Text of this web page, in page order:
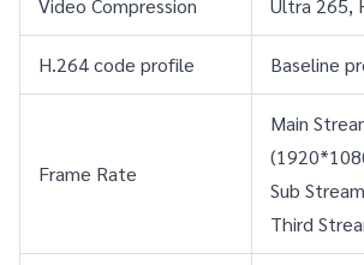
Video Compression Ultra 265,
H.264 code profile Baseline
Frame Rate
Main
Sub
Third